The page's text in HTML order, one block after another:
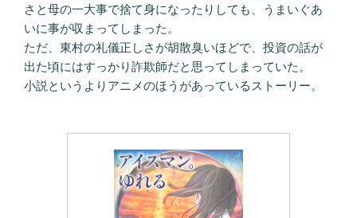
さと母の一大事で捨て身になったりしても、うまいぐあ
いに事が収まってしまった。
ただ、東村の礼儀正しさが胡散臭いほどで、投資の話が
出た頃にはすっかり詐欺師だと思ってしまっていた。
小説というよりアニメのほうがあっているストーリー。